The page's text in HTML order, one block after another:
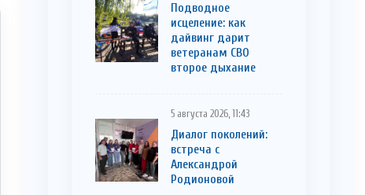
Подводное
исцеление: как
дайвинг дарит
ветеранам СВО
второе дыхание
5 августа 2026, 11:43
Диалог поколений:
встреча с
Александрой
Родионовой